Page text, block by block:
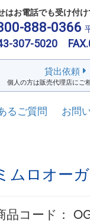
お電話でも受け付け
888-0366
307-5020
貸出依頼
個人の方は販売代理店にご
るご質問 お問
ムロオー
品コード：